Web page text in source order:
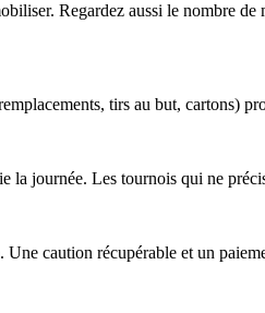
Regardez aussi le nombre
tirs au but, cartons)
journée. Les tournois qui ne
caution récupérable et un